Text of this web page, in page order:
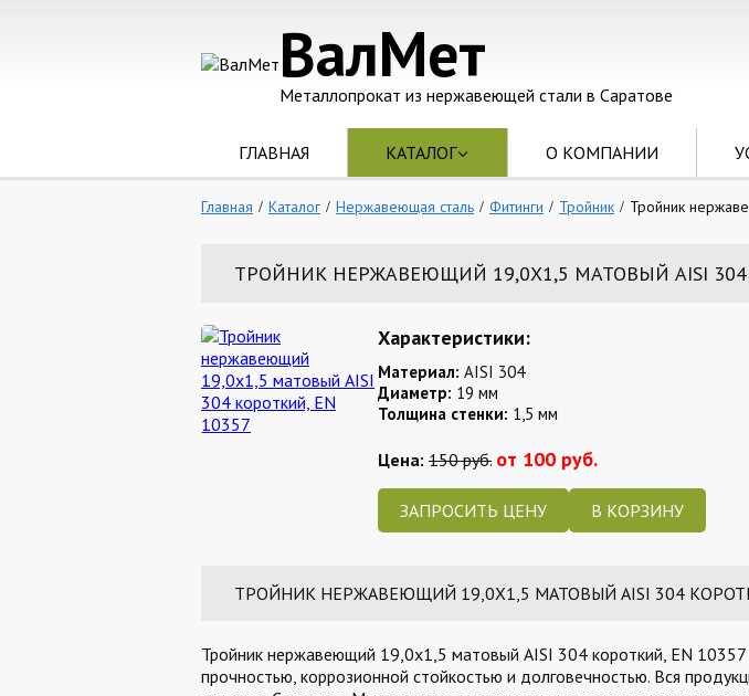
ВалМет
Металлопрокат из нержавеющей стали в Саратове
ГЛАВНАЯ КАТАЛОГ О КОМПАНИИ
Главная Каталог Нержавеющая сталь Фитинги Тройник Тройник
ТРОЙНИК НЕРЖАВЕЮЩИЙ 19,0Х1,5 МАТОВЫЙ AISI 304
Характеристики:
Материал: AISI 304
Диаметр: 19 мм
Толщина стенки: 1,5 мм
Цена: 150 руб. от 100 руб.
ЗАПРОСИТЬ ЦЕНУ
ТРОЙНИК НЕРЖАВЕЮЩИЙ 19,0Х1,5 МАТОВЫЙ AISI 304
Тройник нержавеющий 19,0х1,5 матовый AISI 304 короткий, EN
прочностью, коррозионной стойкостью и долговечностью. Вся